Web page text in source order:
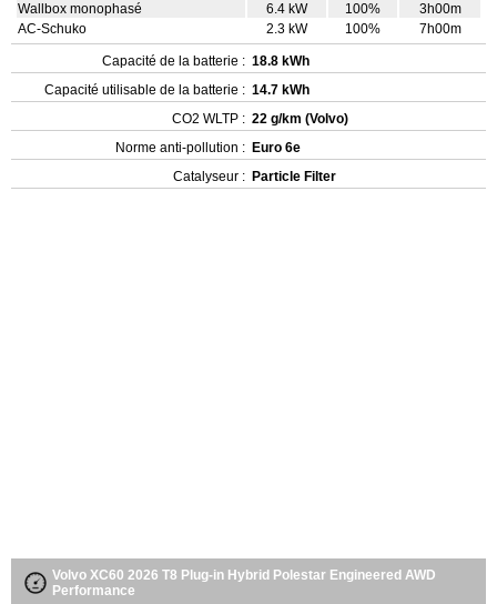
Wallbox monophasé
6.4 kW 100%
3h00m
AC-Schuko
2.3 kW 100% 7h00m
Capacité de la batterie : 18.8 kWh
Capacité utilisable de la batterie : 14.7 kWh
CO2 WLTP : 22 g/km (Volvo)
Norme anti-pollution : Euro 6e
Catalyseur : Particle Filter
Volvo XC60 2026 T8 Plug-in Hybrid Polestar Engineered AWD
Performance